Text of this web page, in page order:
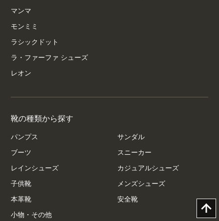
マンマ
モンミミ
ラシックドット
ラ・ファーファ シューズ
レオン
靴の種類から探す
パンプス サンダル
ブーツ スニーカー
レインシューズ カジュアルシューズ
子供靴 メンズシューズ
本革靴 安全靴
小物・その他